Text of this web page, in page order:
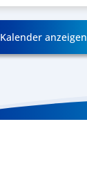
Kalender anzeigen